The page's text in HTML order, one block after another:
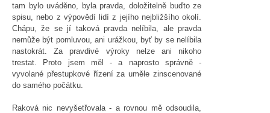
tam bylo uváděno, byla pravda, doložitelně buďto ze
spisu, nebo z výpovědí lidí z jejího nejbližšího okolí.
Chápu, že se jí taková pravda nelíbila, ale pravda
nemůže být pomluvou, ani urážkou, byť by se nelíbila
nastokrát. Za pravdivé výroky nelze ani nikoho
trestat. Proto jsem měl - a naprosto správně -
vyvolané přestupkové řízení za uměle zinscenované
do samého počátku.
Raková nic nevyšetřovala - a rovnou mě odsoudila,